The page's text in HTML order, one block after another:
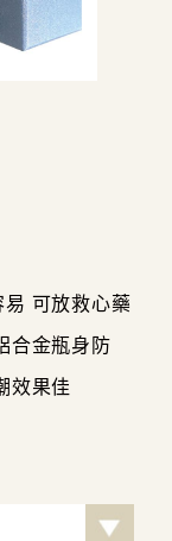
可放救心藥
合金瓶身防
效果佳